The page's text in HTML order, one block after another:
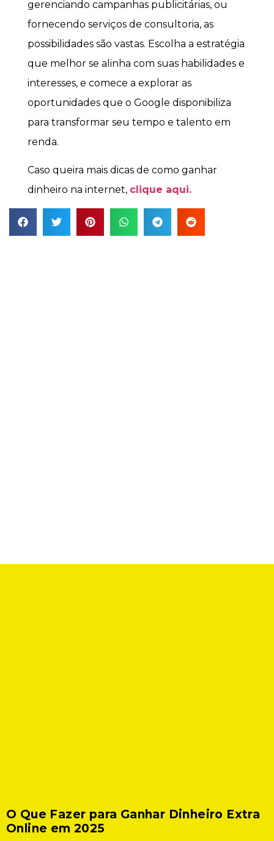
gerenciando campanhas publicitárias, ou
fornecendo serviços de consultoria, as
possibilidades são vastas. Escolha a estratégia
que melhor se alinha com suas habilidades e
interesses, e comece a explorar as
oportunidades que o Google disponibiliza
para transformar seu tempo e talento em
renda.
Caso queira mais dicas de como ganhar
dinheiro na internet, clique aqui.
O Que Fazer para Ganhar Dinheiro Extra
Online em 2025